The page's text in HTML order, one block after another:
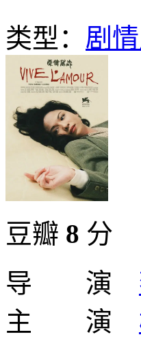
类型： 剧
豆瓣 8 分
导 演
主 演